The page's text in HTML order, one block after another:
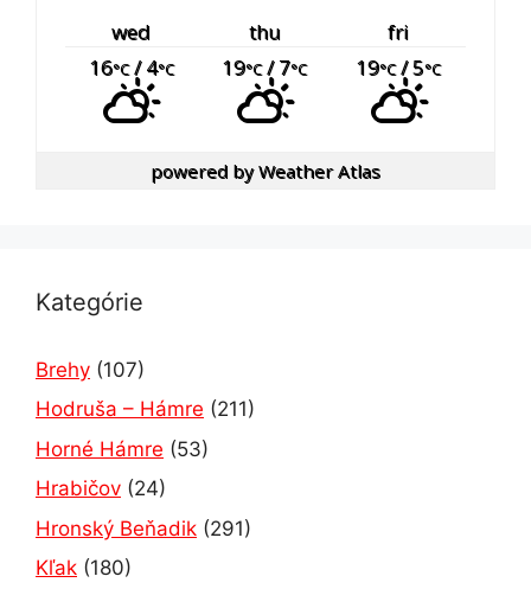
wed thu
fri
16°C/ 4°C 19°C/ 7°C 19°C/ 5°C
powered byWeather Atlas
Kategórie
Brehy (107)
Hodruša – Hámre (211)
Horné Hámre (53)
Hrabičov (24)
Hronský Beňadik (291)
Kľak (180)